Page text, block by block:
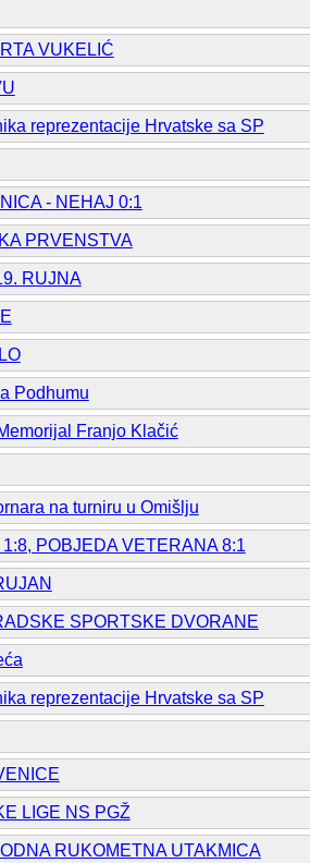
VUKELIĆ
reprezentacije Hrvatske sa SP
- NEHAJ 0:1
PRVENSTVA
RUJNA
Podhumu
Franjo Klačić
na turniru u Omišlju
POBJEDA VETERANA 8:1
SPORTSKE DVORANE
reprezentacije Hrvatske sa SP
LIGE NS PGŽ
RUKOMETNA UTAKMICA